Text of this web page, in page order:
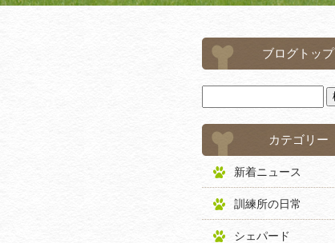
ブログトップ
カテゴリー
新着ニュース
訓練所の日常
シェパード